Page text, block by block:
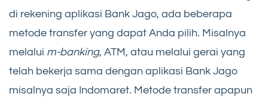
di rekening aplikasi Bank Jago, ada beberapa
metode transfer yang dapat Anda pilih. Misalnya
melalui m-banking, ATM, atau melalui gerai yang
telah bekerja sama dengan aplikasi Bank Jago
misalnya saja Indomaret. Metode transfer apapun